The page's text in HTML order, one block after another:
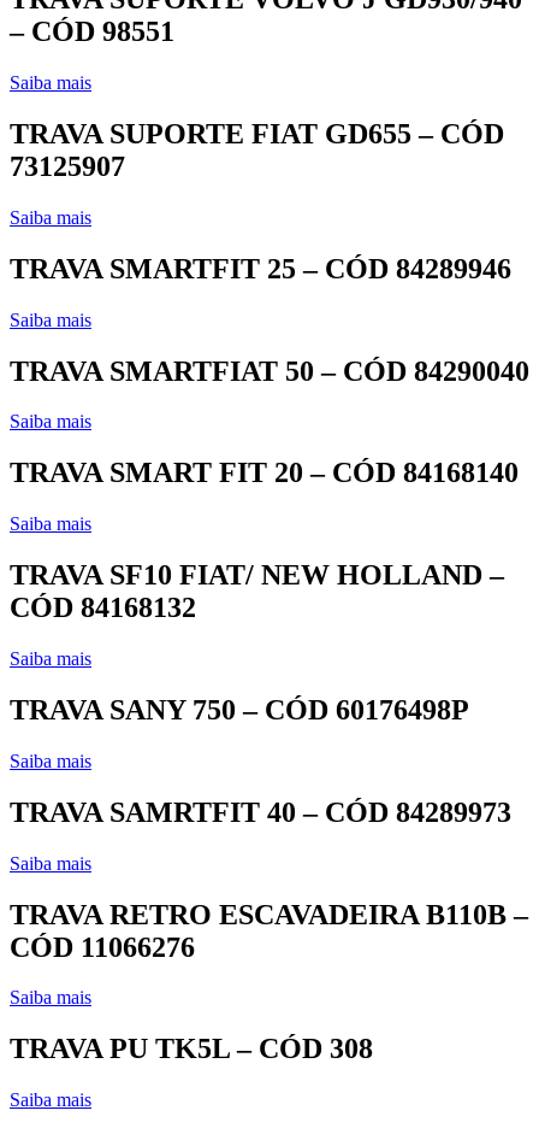
– CÓD 98551
Saiba mais
TRAVA SUPORTE FIAT GD655 – CÓD
73125907
Saiba mais
TRAVA SMARTFIT 25 – CÓD 84289946
Saiba mais
TRAVA SMARTFIAT 50 – CÓD 84290040
Saiba mais
TRAVA SMART FIT 20 – CÓD 84168140
Saiba mais
TRAVA SF10 FIAT/ NEW HOLLAND –
CÓD 84168132
Saiba mais
TRAVA SANY 750 – CÓD 60176498P
Saiba mais
TRAVA SAMRTFIT 40 – CÓD 84289973
Saiba mais
TRAVA RETRO ESCAVADEIRA B110B –
CÓD 11066276
Saiba mais
TRAVA PU TK5L – CÓD 308
Saiba mais